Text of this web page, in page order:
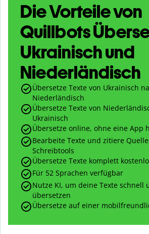
Die Vorteile von
Quillbots
Ukrainisch und
Niederländisch
Übersetze Texte von Ukrainisch
Niederländisch
Übersetze Texte von
Ukrainisch
Übersetze online, ohne eine App
Bearbeite Texte und zitiere
Schreibtools
Übersetze Texte komplett
Für 52 Sprachen verfügbar
Nutze KI, um deine Texte schnell
übersetzen
Übersetze auf einer